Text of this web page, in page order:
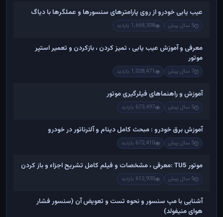
عیب یابی خودرو از روی پارامترهای سنسورها و عملگرها با دیاگ
5 سال پیش 1,668,308 بازدید
معرفی و آموزش عیب یابی ، تمیز کردن ، بازکردن و تعمیر استپر
موتور
7 سال پیش 1,028,471 بازدید
آموزش و راهنماهای فیلرگیری موتور
5 سال پیش 673,497 بازدید
آموزش برق خودرو : مبحث کامل دینام و آلترناتور در خودرو
5 سال پیش 672,410 بازدید
موتور TU5 :معرفی ، مشخصات و فیلم کامل تشریح اجزاء و باز کردن
5 سال پیش 612,930 بازدید
آشنایی با مپ سنسور و نحوه تست و تعویض آن (سنسور فشار
هوای منیفولد)